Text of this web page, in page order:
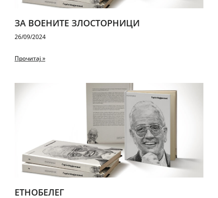
ЗА ВО­Е­НИ­ТЕ ЗЛОС­ТОР­НИ­ЦИ
26/09/2024
Прочитај »
ЕТ­НО­БЕ­ЛЕГ